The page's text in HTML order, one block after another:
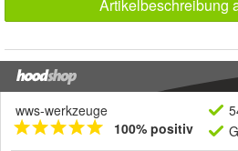
Artikelbeschreibung
wws-werkzeuge
100% positiv